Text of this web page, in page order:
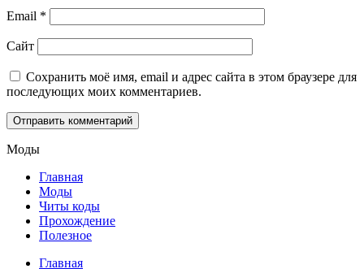
Email *
Сайт
Сохранить моё имя, email и адрес сайта в этом браузере для
последующих моих комментариев.
Моды
Главная
Моды
Читы коды
Прохождение
Полезное
Главная